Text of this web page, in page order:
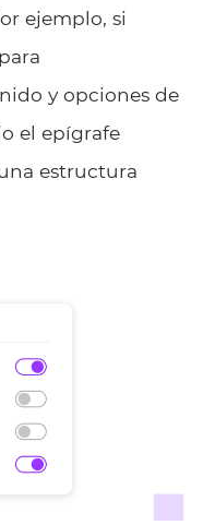
ejemplo, si
y opciones de
el epígrafe
estructura